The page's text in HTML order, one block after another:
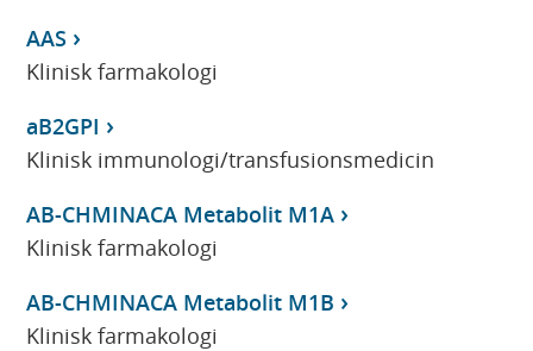
AAS
Klinisk farmakologi
aB2GPI
Klinisk immunologi/transfusionsmedicin
AB-CHMINACA Metabolit M1A
Klinisk farmakologi
AB-CHMINACA Metabolit M1B
Klinisk farmakologi